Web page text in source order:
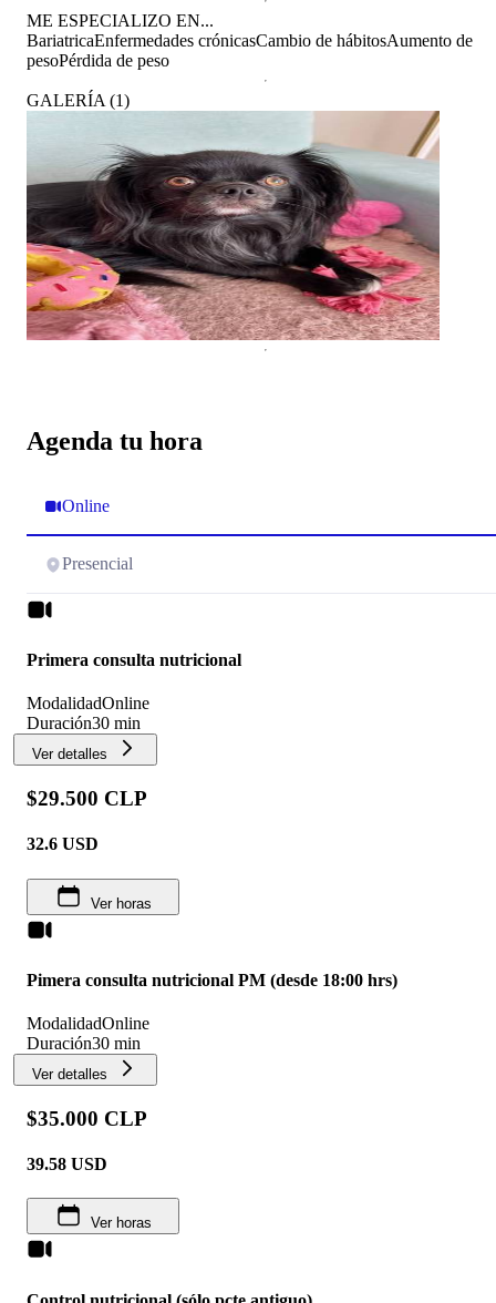
Agenda tu hora
Online
Presencial
Primera consulta nutricional
ModalidadOnline
Duración30 min
Ver detalles
$29.500 CLP
32.6 USD
Ver horas
Pimera consulta nutricional PM (desde 18:00 hrs)
ModalidadOnline
Duración30 min
Ver detalles
$35.000 CLP
39.58 USD
Ver horas
ME ESPECIALIZO EN...
BariatricaEnfermedades crónicasCambio de hábitosAumento de
pesoPérdida de peso
GALERÍA (1)